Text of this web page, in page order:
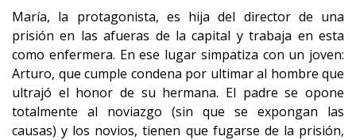
María, la protagonista, es hija del director de una
prisión en las afueras de la capital y trabaja en esta
como enfermera. En ese lugar simpatiza con un joven:
Arturo, que cumple condena por ultimar al hombre que
ultrajó el honor de su hermana. El padre se opone
totalmente al noviazgo (sin que se expongan las
causas) y los novios, tienen que fugarse de la prisión,